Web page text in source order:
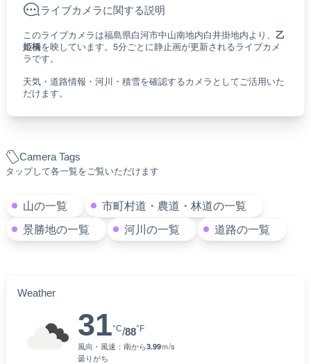
Camera Tags
タップして各一覧をご覧いただけます
山の一覧
市町村道・農道・林道の一覧
景勝地の一覧
河川の一覧 道路の一覧
Weather
31°C/88°F
風向・風速： 南から3.99ｍ/s
曇りがち
ライブカメラに関する説明
このライブカメラは福島県白河市中山南地内白井掛地内より、 乙
姫橋を映しています。5分ごとに静止画が更新されるライブカメ
ラです。
天気・道路情報・河川・積雪を確認するカメラとしてご活用いた
だけます。